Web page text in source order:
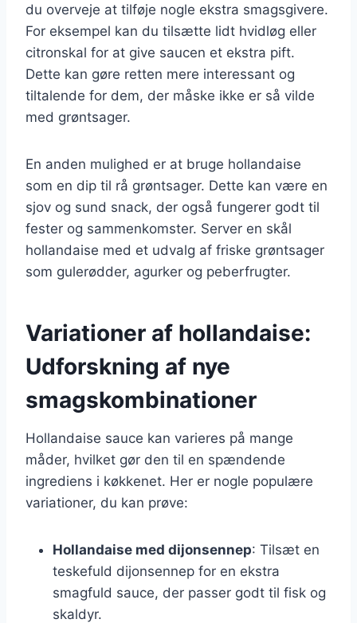
du overveje at tilføje nogle ekstra smagsgivere.
For eksempel kan du tilsætte lidt hvidløg eller
citronskal for at give saucen et ekstra pift.
Dette kan gøre retten mere interessant og
tiltalende for dem, der måske ikke er så vilde
med grøntsager.
En anden mulighed er at bruge hollandaise
som en dip til rå grøntsager. Dette kan være en
sjov og sund snack, der også fungerer godt til
fester og sammenkomster. Server en skål
hollandaise med et udvalg af friske grøntsager
som gulerødder, agurker og peberfrugter.
Variationer af hollandaise:
Udforskning af nye
smagskombinationer
Hollandaise sauce kan varieres på mange
måder, hvilket gør den til en spændende
ingrediens i køkkenet. Her er nogle populære
variationer, du kan prøve:
Hollandaise med dijonsennep: Tilsæt en
teskefuld dijonsennep for en ekstra
smagfuld sauce, der passer godt til fisk og
skaldyr.